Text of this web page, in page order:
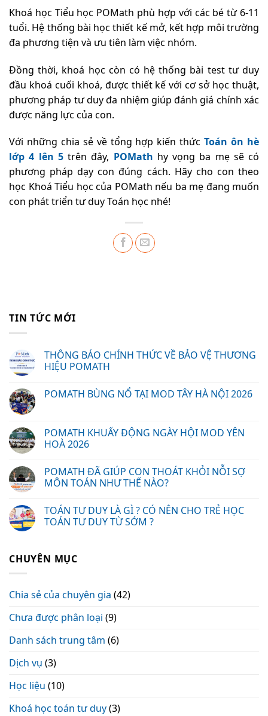
Khoá học Tiểu học POMath phù hợp với các bé từ 6-11
tuổi. Hệ thống bài học thiết kế mở, kết hợp môi trường
đa phương tiện và ưu tiên làm việc nhóm.
Đồng thời, khoá học còn có hệ thống bài test tư duy
đầu khoá cuối khoá, được thiết kế với cơ sở học thuật,
phương pháp tư duy đa nhiệm giúp đánh giá chính xác
được năng lực của con.
Với những chia sẻ về tổng hợp kiến thứcToán ôn hè
lớp 4 lên 5trên đây, POMath hy vọng ba mẹ sẽ có
phương pháp dạy con đúng cách. Hãy cho con theo
học Khoá Tiểu học của POMath nếu ba mẹ đang muốn
con phát triển tư duy Toán học nhé!
TIN TỨC MỚI
THÔNG BÁO CHÍNH THỨC VỀ BẢO VỆ THƯƠNG
HIỆU POMATH
POMATH BÙNG NỔ TẠI MOD TÂY HÀ NỘI 2026
POMATH KHUẤY ĐỘNG NGÀY HỘI MOD YÊN
HOÀ 2026
POMATH ĐÃ GIÚP CON THOÁT KHỎI NỖI SỢ
MÔN TOÁN NHƯ THẾ NÀO?
TOÁN TƯ DUY LÀ GÌ ? CÓ NÊN CHO TRẺ HỌC
TOÁN TƯ DUY TỪ SỚM ?
CHUYÊN MỤC
Chia sẻ của chuyên gia (42)
Chưa được phân loại (9)
Danh sách trung tâm (6)
Dịch vụ (3)
Học liệu (10)
Khoá học toán tư duy(3)